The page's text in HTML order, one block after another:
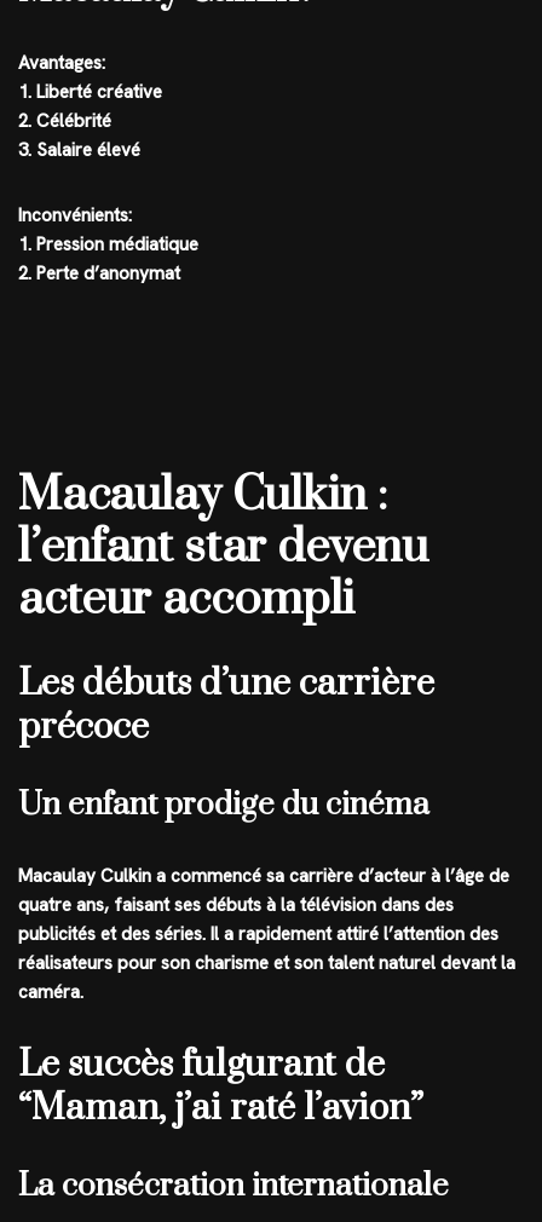
Avantages:
1. Liberté créative
2. Célébrité
3. Salaire élevé
Inconvénients:
1. Pression médiatique
2. Perte d’anonymat
Macaulay Culkin :
l’enfant star devenu
acteur accompli
Les débuts d’une carrière
précoce
Un enfant prodige du cinéma
Macaulay Culkin a commencé sa carrière d’acteur à l’âge de
quatre ans, faisant ses débuts à la télévision dans des
publicités et des séries. Il a rapidement attiré l’attention des
réalisateurs pour son charisme et son talent naturel devant la
caméra.
Le succès fulgurant de
“Maman, j’ai raté l’avion”
La consécration internationale